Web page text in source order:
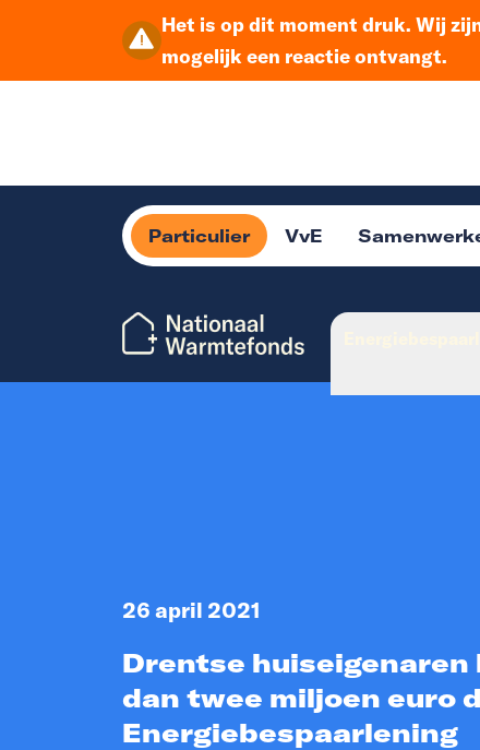
Het is op dit moment druk. Wij
mogelijk een reactie ontvangt.
Particulier VvE
26 april 2021
Drentse huiseigenaren
dan twee miljoen euro
Energiebespaarlening